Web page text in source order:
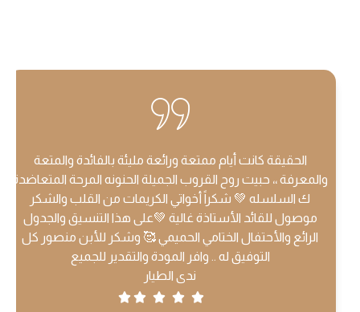
الحقيقة كانت أيام ممتعة ورائعة مليئة بالفائدة والمتعة
والمعرفة ،، حبيت روح القروب الجميلة الحنونه المرحة المتعاضدة
ك السلسله 💚 شكراً أخواتي الكريمات من القلب والشكر
موصول للقائد الأستاذة غالية 💚على هذا التنسيق والجدول
الرائع والأحتفال الختامي الحميمي 🥰 وشكر للأبن منصور كل
التوفيق له .. وافر المودة والتقدير للجميع
ندى الطيار